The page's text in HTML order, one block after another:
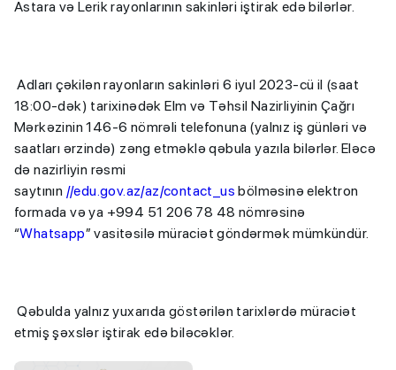
Astara və Lerik rayonlarının sakinləri iştirak edə bilərlər.
Adları çəkilən rayonların sakinləri 6 iyul 2023-cü il (saat
18:00-dək) tarixinədək Elm və Təhsil Nazirliyinin Çağrı
Mərkəzinin 146-6 nömrəli telefonuna (yalnız iş günləri və
saatları ərzində) zəng etməklə qəbula yazıla bilərlər. Eləcə
də nazirliyin rəsmi
saytının //edu.gov.az/az/contact_us bölməsinə elektron
formada və ya +994 51 206 78 48 nömrəsinə
“Whatsapp” vasitəsilə müraciət göndərmək mümkündür.
Qəbulda yalnız yuxarıda göstərilən tarixlərdə müraciət
etmiş şəxslər iştirak edə biləcəklər.